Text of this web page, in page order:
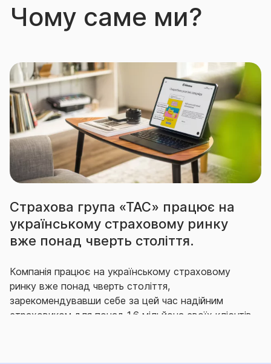
Чому саме ми?
Страхова група «ТАС» працює на
українському страховому ринку
вже понад чверть століття.
Компанія працює на українському страховому
ринку вже понад чверть століття,
зарекомендувавши себе за цей час надійним
страховиком для понад 1,6 мільйона своїх клієнтів,